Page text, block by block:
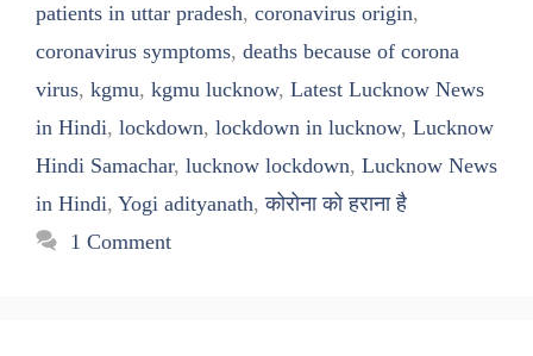
patients in uttar pradesh, coronavirus origin,
coronavirus symptoms, deaths because of corona
virus, kgmu, kgmu lucknow, Latest Lucknow News
in Hindi, lockdown, lockdown in lucknow, Lucknow
Hindi Samachar, lucknow lockdown, Lucknow News
in Hindi, Yogi adityanath,कोरोना को हराना है
1 Comment